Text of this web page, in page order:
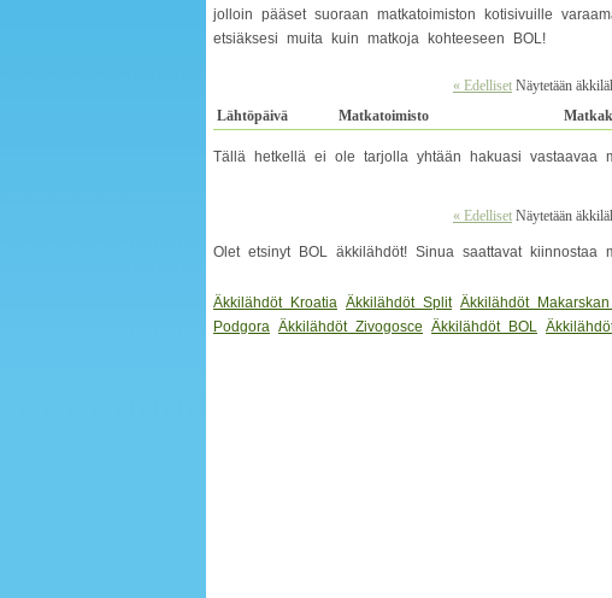
jolloin pääset suoraan matkatoimiston kotisivuille
etsiäksesi muita kuin matkoja kohteeseen BOL!
« Edelliset Näytetään
Lähtöpäivä
Matkatoimisto
Tällä hetkellä ei ole tarjolla yhtään hakuasi vastaavaa
« Edelliset Näytetään
Olet etsinyt BOL äkkilähdöt! Sinua saattavat kiinnostaa
Äkkilähdöt Kroatia Äkkilähdöt Split Äkkilähdöt
Podgora Äkkilähdöt Zivogosce Äkkilähdöt BOL